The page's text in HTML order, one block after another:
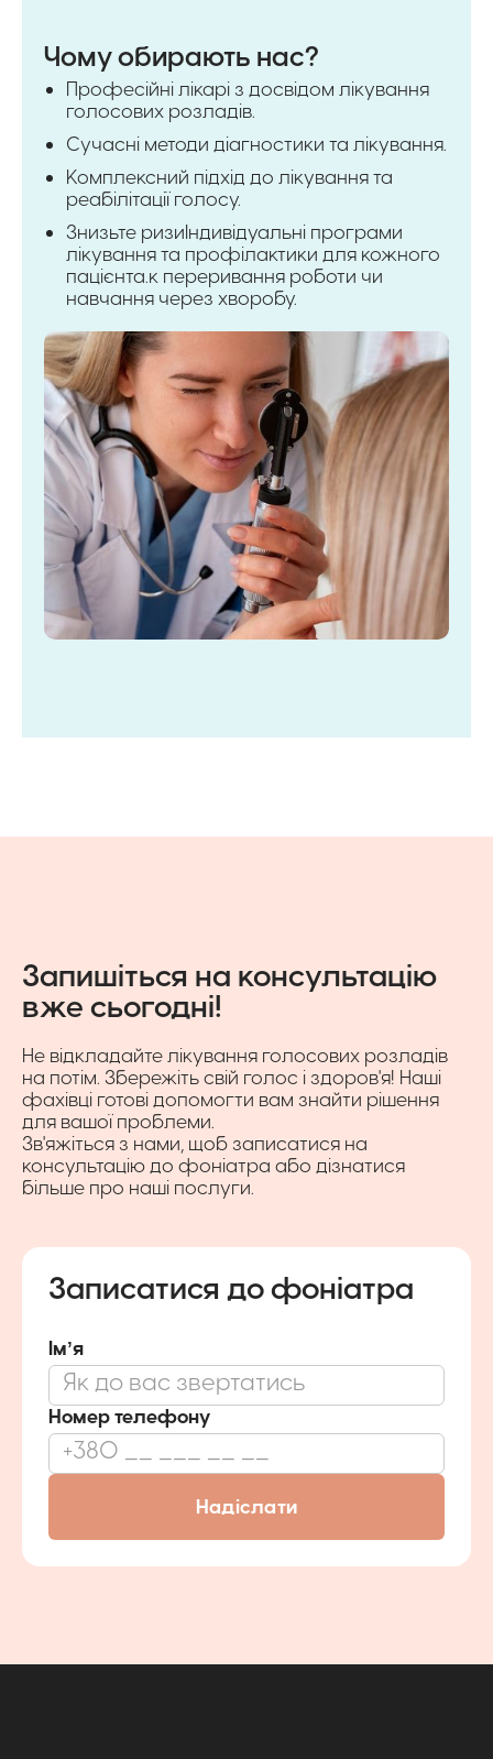
Чому обирають нас?
Професійні лікарі з досвідом лікування
голосових розладів.
Сучасні методи діагностики та лікування.
Комплексний підхід до лікування та
реабілітації голосу.
Знизьте ризиІндивідуальні програми
лікування та профілактики для кожного
пацієнта.к переривання роботи чи
навчання через хворобу.
Запишіться на консультацію
вже сьогодні!
Не відкладайте лікування голосових розладів
на потім. Збережіть свій голос і здоров'я! Наші
фахівці готові допомогти вам знайти рішення
для вашої проблеми.
Зв'яжіться з нами, щоб записатися на
консультацію до фоніатра або дізнатися
більше про наші послуги.
Записатися до фоніатра
Імʼя
Номер телефону